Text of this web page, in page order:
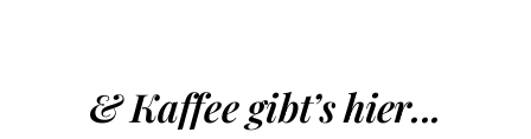
& Kaffee gibt’s hier...